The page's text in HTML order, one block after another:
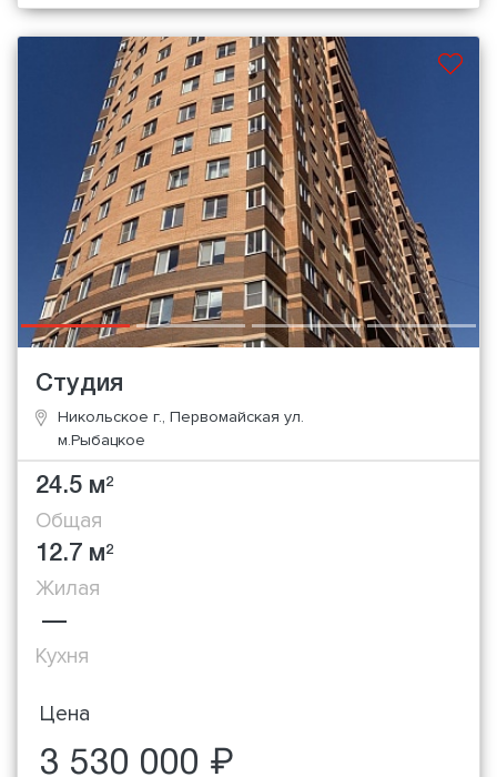
Студия
Никольское г., Первомайская ул.
м.Рыбацкое
24.5 м2
Общая
12.7 м2
Жилая
—
Кухня
Цена
3 530 000 ₽